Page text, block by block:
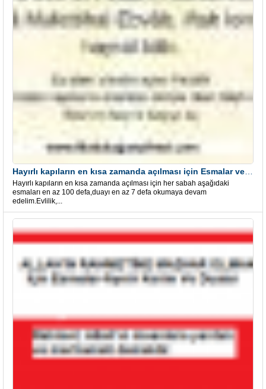
Hayırlı kapıların en kısa zamanda açılması için her sabah aşağıdaki
esmaları en az 100 defa,duayı en az 7 defa okumaya devam
edelim.Evlilik,...